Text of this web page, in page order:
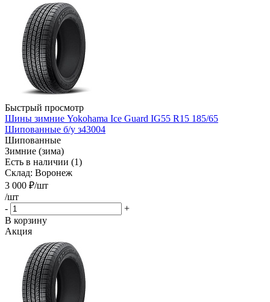
Быстрый просмотр
Шины зимние Yokohama Ice Guard IG55 R15 185/65
Шипованные б/у з43004
Шипованные
Зимние (зима)
Есть в наличии (1)
Склад: Воронеж
3 000 ₽/шт
/шт
-
+
В корзину
Акция